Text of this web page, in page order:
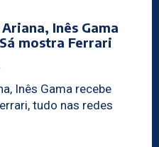
Inês Gama
mostra Ferrari
Inês Gama recebe
tudo nas redes